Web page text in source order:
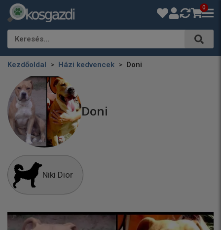
0
Keresés…
Kezdőoldal Házi kedvencek Doni
Doni
Niki Dior